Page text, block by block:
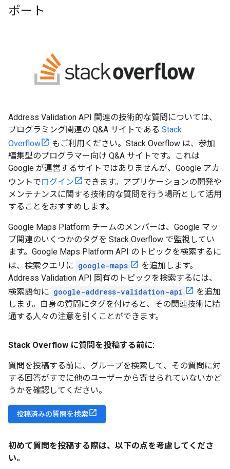
ポート
Address Validation API 関連の技術的な質問については、
プログラミング関連の Q&A サイトである Stack
Overflow
もご利用ください。Stack Overflow は、参加
編集型のプログラマー向け Q&A サイトです。これは
Google が運営するサイトではありませんが、Google アカ
ウントでログイン
できます。アプリケーションの開発や
メンテナンスに関する技術的な質問を行う場所として活用
することをおすすめします。
Google Maps Platform チームのメンバーは、Google マッ
プ関連のいくつかのタグを Stack Overflow で監視してい
ます。Google Maps Platform API のトピックを検索するに
は、検索クエリに google-maps
を追加します。
Address Validation API 固有のトピックを検索するには、
検索語句に google-address-validation-api
を追加
します。自身の質問にタグを付けると、その関連技術に精
通する人々の注意を引くことができます。
Stack Overflow に質問を投稿する前に:
質問を投稿する前に、グループを検索して、その質問に対
する回答がすでに他のユーザーから寄せられていないかど
うかを確認してください。
投稿済みの質問を検索
初めて質問を投稿する際は、以下の点を考慮してくださ
い。